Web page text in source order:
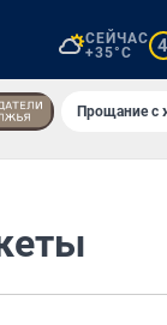
СЕЙЧАС
+35°C
4
Прощание с